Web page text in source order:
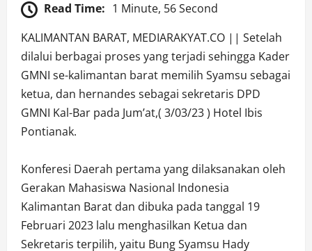
Read Time: 1 Minute, 56 Second
KALIMANTAN BARAT, MEDIARAKYAT.CO || Setelah
dilalui berbagai proses yang terjadi sehingga Kader
GMNI se-kalimantan barat memilih Syamsu sebagai
ketua, dan hernandes sebagai sekretaris DPD
GMNI Kal-Bar pada Jum’at,( 3/03/23 ) Hotel Ibis
Pontianak.
Konferesi Daerah pertama yang dilaksanakan oleh
Gerakan Mahasiswa Nasional Indonesia
Kalimantan Barat dan dibuka pada tanggal 19
Februari 2023 lalu menghasilkan Ketua dan
Sekretaris terpilih, yaitu Bung Syamsu Hady